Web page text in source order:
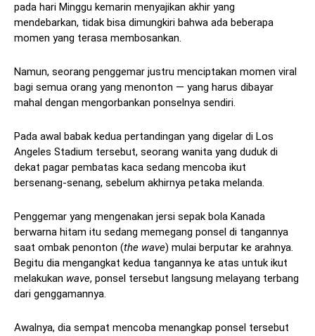
pada hari Minggu kemarin menyajikan akhir yang
mendebarkan, tidak bisa dimungkiri bahwa ada beberapa
momen yang terasa membosankan.
Namun, seorang penggemar justru menciptakan momen viral
bagi semua orang yang menonton — yang harus dibayar
mahal dengan mengorbankan ponselnya sendiri.
Pada awal babak kedua pertandingan yang digelar di Los
Angeles Stadium tersebut, seorang wanita yang duduk di
dekat pagar pembatas kaca sedang mencoba ikut
bersenang-senang, sebelum akhirnya petaka melanda.
Penggemar yang mengenakan jersi sepak bola Kanada
berwarna hitam itu sedang memegang ponsel di tangannya
saat ombak penonton (the wave) mulai berputar ke arahnya.
Begitu dia mengangkat kedua tangannya ke atas untuk ikut
melakukan wave, ponsel tersebut langsung melayang terbang
dari genggamannya.
Awalnya, dia sempat mencoba menangkap ponsel tersebut